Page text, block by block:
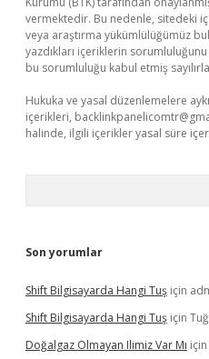
vermektedir. Bu nedenle, sitedeki
veya araştırma yükümlülüğümüz
yazdıkları içeriklerin
bu sorumluluğu kabul etmiş
Hukuka ve yasal düzenlemelere
içerikleri,
halinde, ilgili içerikler yasal süre
Son yorumlar
Shift Bilgisayarda Hangi Tuş için
Shift Bilgisayarda Hangi Tuş için
Doğalgaz Olmayan Ilimiz Var Mı için